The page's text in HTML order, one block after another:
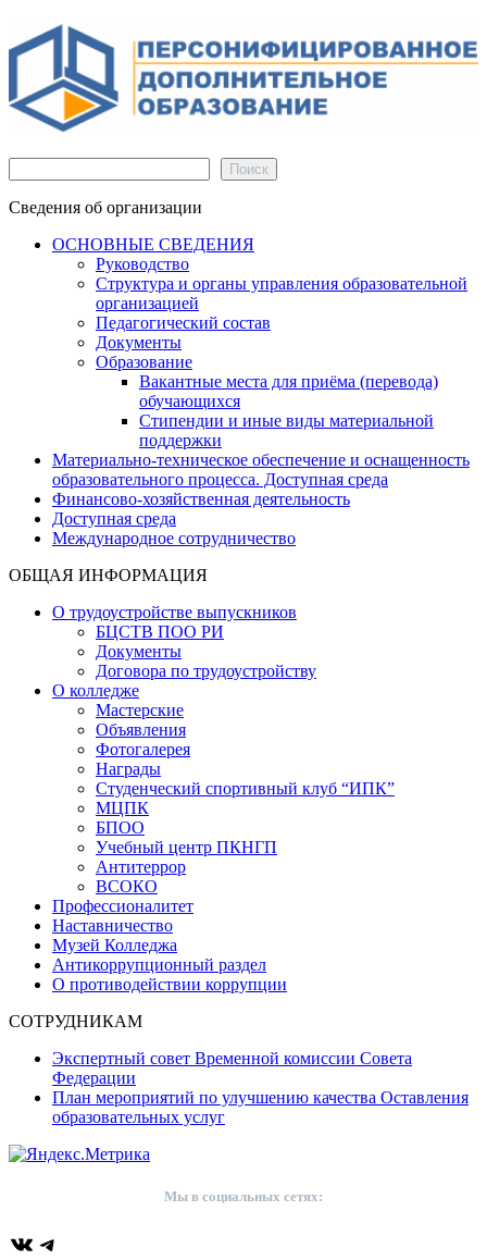
Поиск
Сведения об организации
ОСНОВНЫЕ СВЕДЕНИЯ
Руководство
Структура и органы управления образовательной
организацией
Педагогический состав
Документы
Образование
Вакантные места для приёма (перевода)
обучающихся
Стипендии и иные виды материальной
поддержки
Материально-техническое обеспечение и оснащенность
образовательного процесса. Доступная среда
Финансово-хозяйственная деятельность
Доступная среда
Международное сотрудничество
ОБЩАЯ ИНФОРМАЦИЯ
О трудоустройстве выпускников
БЦСТВ ПОО РИ
Документы
Договора по трудоустройству
О колледже
Мастерские
Объявления
Фотогалерея
Награды
Студенческий спортивный клуб “ИПК”
МЦПК
БПОО
Учебный центр ПКНГП
Антитеррор
ВСОКО
Профессионалитет
Наставничество
Музей Колледжа
Антикоррупционный раздел
О противодействии коррупции
СОТРУДНИКАМ
Экспертный совет Временной комиссии Совета
Федерации
План мероприятий по улучшению качества Оставления
образовательных услуг
Мы в социальных сетях:
ВКонтакте
Telegram